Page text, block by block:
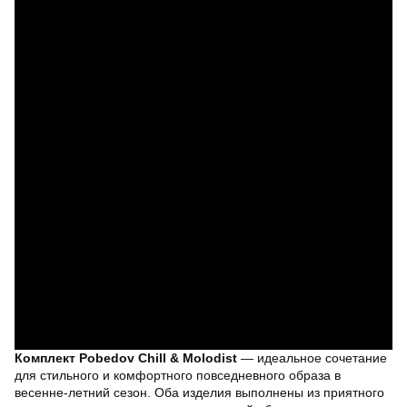
Комплект Pobedov Chill & Molodist — идеальное сочетание
для стильного и комфортного повседневного образа в
весенне-летний сезон. Оба изделия выполнены из приятного